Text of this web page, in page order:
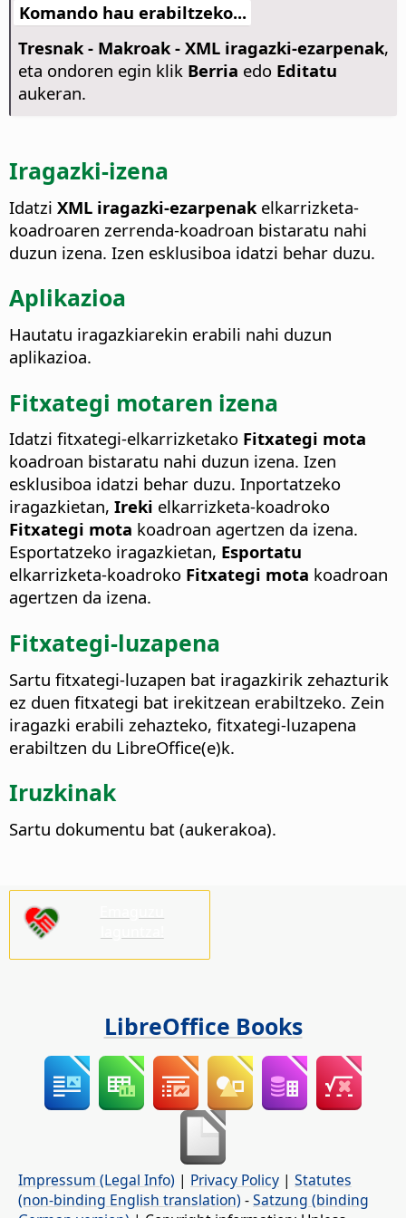
Komando hau erabiltzeko...
Tresnak - Makroak - XML iragazki-ezarpenak,
eta ondoren egin klik Berria edo Editatu
aukeran.
Iragazki-izena
Idatzi XML iragazki-ezarpenak elkarrizketa-
koadroaren zerrenda-koadroan bistaratu nahi
duzun izena. Izen esklusiboa idatzi behar duzu.
Aplikazioa
Hautatu iragazkiarekin erabili nahi duzun
aplikazioa.
Fitxategi motaren izena
Idatzi fitxategi-elkarrizketako Fitxategi mota
koadroan bistaratu nahi duzun izena. Izen
esklusiboa idatzi behar duzu. Inportatzeko
iragazkietan, Ireki elkarrizketa-koadroko
Fitxategi mota koadroan agertzen da izena.
Esportatzeko iragazkietan, Esportatu
elkarrizketa-koadroko Fitxategi mota koadroan
agertzen da izena.
Fitxategi-luzapena
Sartu fitxategi-luzapen bat iragazkirik zehazturik
ez duen fitxategi bat irekitzean erabiltzeko. Zein
iragazki erabili zehazteko, fitxategi-luzapena
erabiltzen du LibreOffice(e)k.
Iruzkinak
Sartu dokumentu bat (aukerakoa).
LibreOffice Books
Impressum (Legal Info) | Privacy Policy | Statutes
(non-binding English translation) -Satzung (binding